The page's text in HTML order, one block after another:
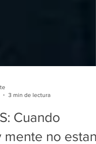
3 min de lectura
Cuando